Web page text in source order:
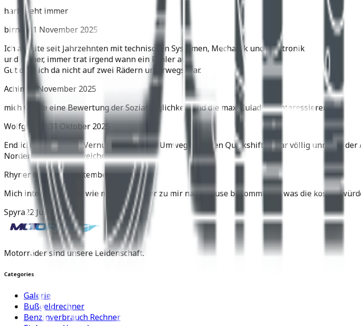
harly geht immer
birnes11 November 2025
Ich arbeite seit Jahrzehnten mit technischen Systemen, Mechanik und Elektronik
und immer, immer trat irgend wann ein Fehler auf.
Gut dass ich da nicht auf zwei Rädern unterwegs war.
Achim 05 November 2025
mich würde eine Bewertung der Soziatauglichkeit und die max. Zuladung interessieren.
Wolfgang H.31 Oktober 2025
Endlich setzt sich die Vernunft durch. Der Umweg über den Quickshifter war völlig unnötig,
Norden der Yamaha weichen.
Rhyner Martin11 September 2025
Mich interessiert nur wie man den Roller zu mir nach Hause bekommt und was die kosten
Spyra22 Juli 2025
Motorräder sind unsere Leidenschaft.
Categories
Galerie
Bußgeldrechner
Benzinverbrauch Rechner